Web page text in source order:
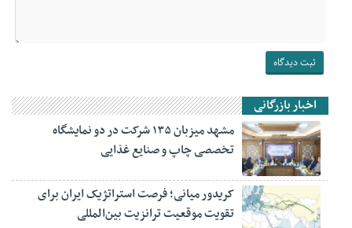
اخبار بازرگانی
مشهد میزبان ۱۳۵ شرکت در دو نمایشگاه
تخصصی چاپ و صنایع غذایی
کریدور میانی؛ فرصت استراتژیک ایران برای
تقویت موقعیت ترانزیت بین‌المللی